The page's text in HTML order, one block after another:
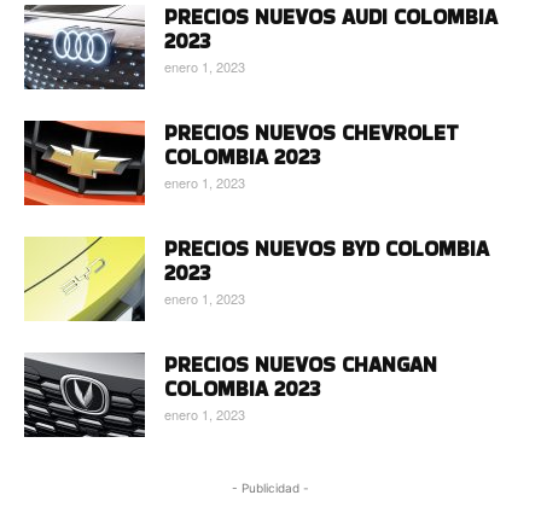
PRECIOS NUEVOS AUDI COLOMBIA
2023
enero 1, 2023
PRECIOS NUEVOS CHEVROLET
COLOMBIA 2023
enero 1, 2023
PRECIOS NUEVOS BYD COLOMBIA
2023
enero 1, 2023
PRECIOS NUEVOS CHANGAN
COLOMBIA 2023
enero 1, 2023
- Publicidad -